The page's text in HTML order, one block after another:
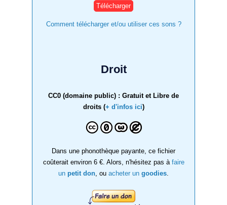
Comment télécharger et/ou utiliser ces sons ?
Droit
CC0 (domaine public) : Gratuit et Libre de
droits (+ d'infos ici)
Dans une phonothèque payante, ce fichier
coûterait environ 6 €. Alors, n'hésitez pas à faire
un petit don , ou acheter un goodies